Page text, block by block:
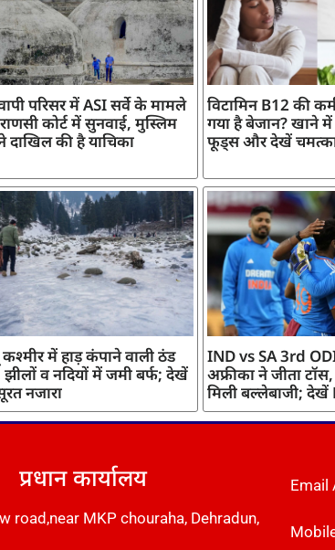
परिसर में ASI सर्वे के मामले
कोर्ट में सुनवाई, मुस्लिम
दाखिल की है याचिका
विटामिन B12 की
गया है बेजान? खाने
फूड्स और देखें
में हाड़ कंपाने वाली ठंड
व नदियों में जमी बर्फ; देखें
नजारा
IND vs SA 3rd
अफ्रीका ने जीता
मिली बल्लेबाजी;
प्रधान कार्यालय
road,near MKP chouraha, Dehradun,
Email